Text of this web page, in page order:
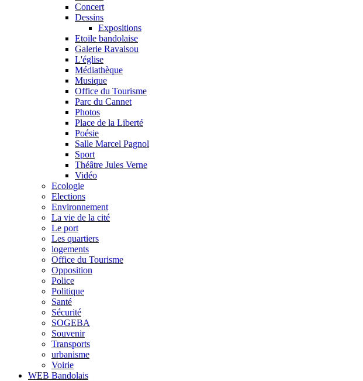
Concert
Dessins
Expositions
Etoile bandolaise
Galerie Ravaisou
L'église
Médiathèque
Musique
Office du Tourisme
Parc du Cannet
Photos
Place de la Liberté
Poésie
Salle Marcel Pagnol
Sport
Théâtre Jules Verne
Vidéo
Ecologie
Elections
Environnement
La vie de la cité
Le port
Les quartiers
logements
Office du Tourisme
Opposition
Police
Politique
Santé
Sécurité
SOGEBA
Souvenir
Transports
urbanisme
Voirie
WEB Bandolais